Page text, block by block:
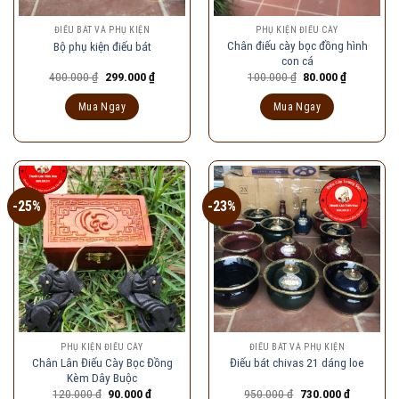
ĐIẾU BÁT VÀ PHỤ KIỆN
Bộ phụ kiện điếu bát
400.000₫ Giá
là:
400.000 ₫.
299.000₫Giá
hiện
Mua Ngay
PHỤ KIỆN ĐIẾU CÀY
Chân điếu cày bọc đồng hình
con cá
100.000₫ Giá
100.000 ₫.
80.000₫Giá
Mua Ngay
-25%
PHỤ KIỆN ĐIẾU CÀY
Chân Lân Điếu Cày Bọc Đồng
Kèm Dây Buộc
120.000₫ Giá
90.000₫Giá
-23%
ĐIẾU BÁT VÀ PHỤ KIỆN
Điếu bát chivas 21 dáng loe
950.000₫ Giá
730.000₫Giá